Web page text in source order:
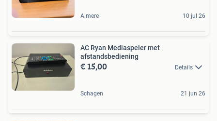
Almere 10 jul 26
AC Ryan Mediaspeler met
afstandsbediening
€ 15,00 Details
Schagen 21 jun 26